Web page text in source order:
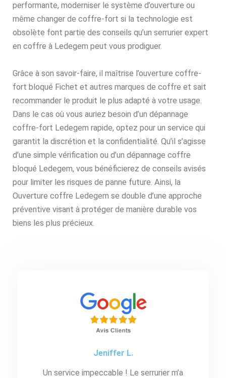
performante, moderniser le système d’ouverture ou
même changer de coffre-fort si la technologie est
obsolète font partie des conseils qu’un serrurier expert
en coffre à Ledegem peut vous prodiguer.
Grâce à son savoir-faire, il maîtrise l’ouverture coffre-
fort bloqué Fichet et autres marques de coffre et sait
recommander le produit le plus adapté à votre usage.
Dans le cas où vous auriez besoin d’un dépannage
coffre-fort Ledegem rapide, optez pour un service qui
garantit la discrétion et la confidentialité. Qu’il s’agisse
d’une simple vérification ou d’un dépannage coffre
bloqué Ledegem, vous bénéficierez de conseils avisés
pour limiter les risques de panne future. Ainsi, la
Ouverture coffre Ledegem se double d’une approche
préventive visant à protéger de manière durable vos
biens les plus précieux.
Jeniffer L.
Un service impeccable ! Le serrurier m’a